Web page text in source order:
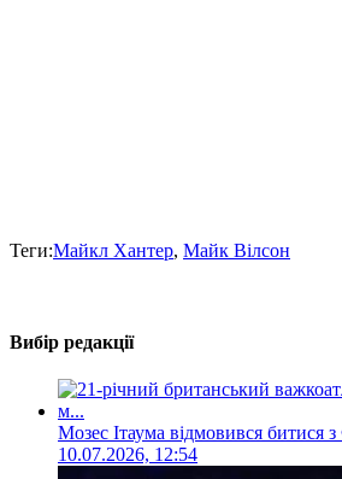
Теги:Майкл Хантер, Майк Вілсон
Вибір редакції
Мозес Ітаума відмовився битися
10.07.2026, 12:54